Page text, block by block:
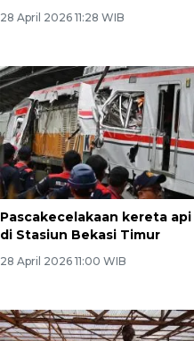
28 April 2026 11:28 WIB
Pascakecelakaan kereta api
di Stasiun Bekasi Timur
28 April 2026 11:00 WIB